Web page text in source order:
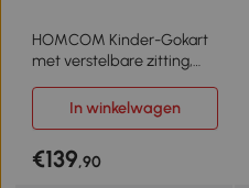
HOMCOM Kinder-Gokart
met verstelbare zitting,
58 x 61 cm, Zwart
In winkelwagen
€139,90